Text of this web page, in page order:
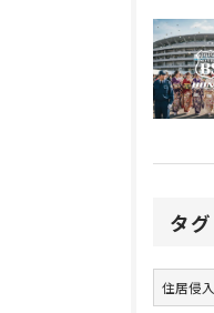
タグ
住居侵入